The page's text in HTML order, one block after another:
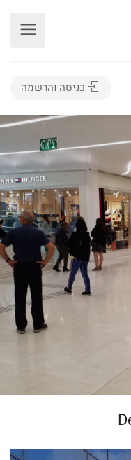
כניסה והרשמה